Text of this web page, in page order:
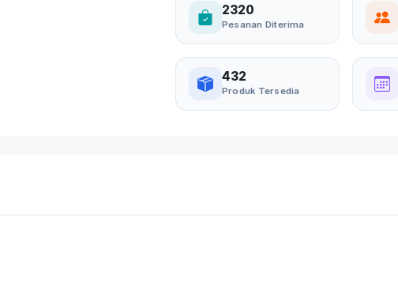
2320
Pesanan Diterima
432
Produk Tersedia